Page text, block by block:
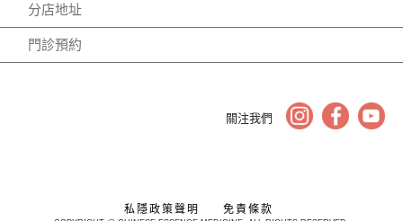
分店地址
門診預約
關注我們
私隱政策聲明 免責條款